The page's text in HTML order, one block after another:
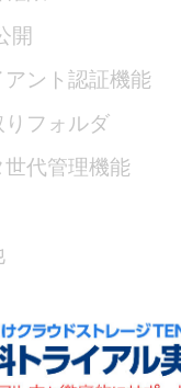
開
アント認証機能
りフォルダ
世代管理機能